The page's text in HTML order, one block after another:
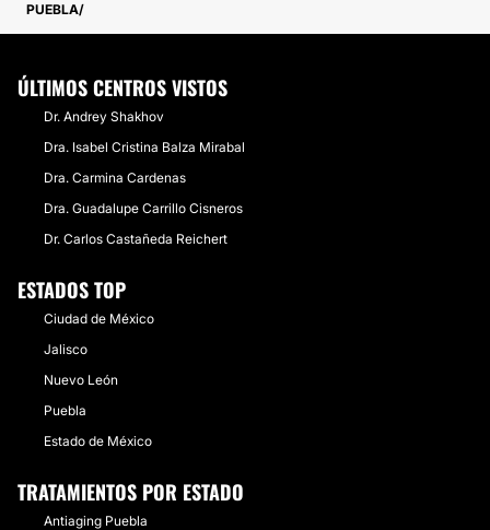
PUEBLA
ÚLTIMOS CENTROS VISTOS
Dr. Andrey Shakhov
Dra. Isabel Cristina Balza Mirabal
Dra. Carmina Cardenas
Dra. Guadalupe Carrillo Cisneros
Dr. Carlos Castañeda Reichert
ESTADOS TOP
Ciudad de México
Jalisco
Nuevo León
Puebla
Estado de México
TRATAMIENTOS POR ESTADO
Antiaging Puebla